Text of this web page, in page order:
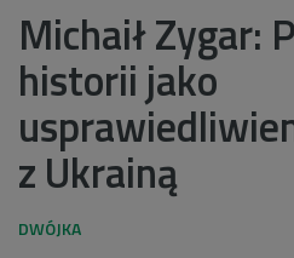
Michaił Zygar:
historii jako
z Ukrainą